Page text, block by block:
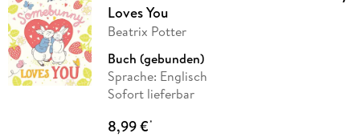
Loves You
Beatrix Potter
Buch (gebunden)
Sprache: Englisch
Sofort lieferbar
8,99 €*